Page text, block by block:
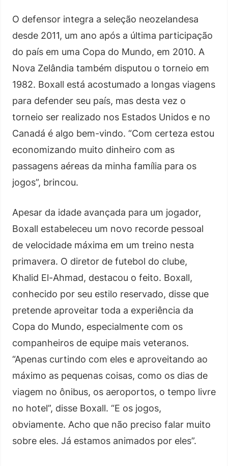
O defensor integra a seleção neozelandesa
desde 2011, um ano após a última participação
do país em uma Copa do Mundo, em 2010. A
Nova Zelândia também disputou o torneio em
1982. Boxall está acostumado a longas viagens
para defender seu país, mas desta vez o
torneio ser realizado nos Estados Unidos e no
Canadá é algo bem-vindo. “Com certeza estou
economizando muito dinheiro com as
passagens aéreas da minha família para os
jogos”, brincou.
Apesar da idade avançada para um jogador,
Boxall estabeleceu um novo recorde pessoal
de velocidade máxima em um treino nesta
primavera. O diretor de futebol do clube,
Khalid El-Ahmad, destacou o feito. Boxall,
conhecido por seu estilo reservado, disse que
pretende aproveitar toda a experiência da
Copa do Mundo, especialmente com os
companheiros de equipe mais veteranos.
“Apenas curtindo com eles e aproveitando ao
máximo as pequenas coisas, como os dias de
viagem no ônibus, os aeroportos, o tempo livre
no hotel”, disse Boxall. “E os jogos,
obviamente. Acho que não preciso falar muito
sobre eles. Já estamos animados por eles”.